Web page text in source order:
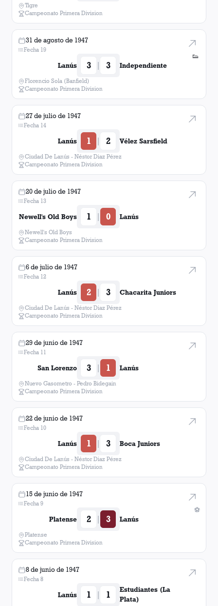
Tigre
Campeonato Primera Division
👟
31 de agosto de 1947
Fecha 19
Lanús 3 | 3 Independiente
Florencio Sola (Banfield)
Campeonato Primera Division
27 de julio de 1947
Fecha 14
Lanús 1 | 2 Vélez Sarsfield
Ciudad De Lanús - Néstor Diaz Pérez
Campeonato Primera Division
20 de julio de 1947
Fecha 13
Newell's Old Boys 1 | 0 Lanús
Newell's Old Boys
Campeonato Primera Division
6 de julio de 1947
Fecha 12
Lanús 2 | 3 Chacarita Juniors
Ciudad De Lanús - Néstor Diaz Pérez
Campeonato Primera Division
29 de junio de 1947
Fecha 11
San Lorenzo 3 | 1 Lanús
Nuevo Gasometro - Pedro Bidegain
Campeonato Primera Division
22 de junio de 1947
Fecha 10
Lanús 1 | 3 Boca Juniors
Ciudad De Lanús - Néstor Diaz Pérez
Campeonato Primera Division
⚽
15 de junio de 1947
Fecha 9
Platense 2 | 3 Lanús
Platense
Campeonato Primera Division
8 de junio de 1947
Fecha 8
Lanús 1 | 1
Estudiantes (La
Plata)